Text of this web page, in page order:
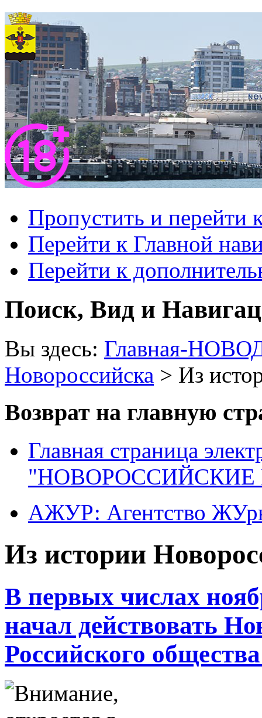
Пропустить и перейти
Перейти к Главной
Перейти к
Поиск, Вид и
Вы здесь: Главная-
Новороссийска > Из
Возврат на главную
Главная страница
"НОВОРОССИЙСКИЕ
АЖУР: Агентство
Из истории
В первых числах
начал действовать
Российского